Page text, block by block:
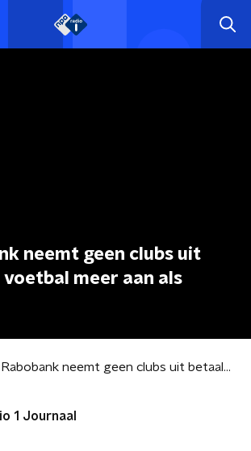
neemt geen clubs uit
meer aan als
Rabobank neemt geen clubs uit betaald voetbal meer aan als klant
1 Journaal